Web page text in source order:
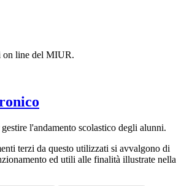
on line del MIUR.
l'andamento scolastico degli alunni.
terzi da questo utilizzati si avvalgono di
ed utili alle finalità illustrate nella